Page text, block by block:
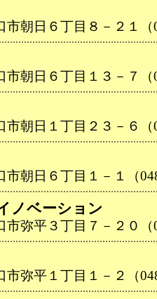
朝日６丁目８－２１（
朝日６丁目１３－７（
朝日１丁目２３－６（
朝日６丁目１－１（
ノベーション
弥平３丁目７－２０（
弥平１丁目１－２（